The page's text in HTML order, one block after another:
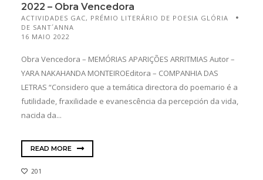
2022 – Obra Vencedora
ACTIVIDADES GAC, PRÉMIO LITERÁRIO DE POESIA GLÓRIA
DE SANT´ANNA
16 MAIO 2022
Obra Vencedora – MEMÓRIAS APARIÇÕES ARRITMIAS Autor –
YARA NAKAHANDA MONTEIROEditora – COMPANHIA DAS
LETRAS “Considero que a temática directora do poemario é a
futilidade, fraxilidade e evanescência da percepción da vida,
nacida da...
READ MORE
201